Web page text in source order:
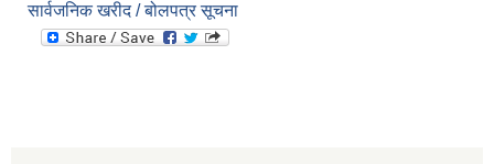
सार्वजनिक खरीद / बोलपत्र सूचना